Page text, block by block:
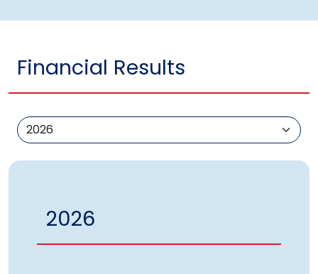
Financial Results
2026